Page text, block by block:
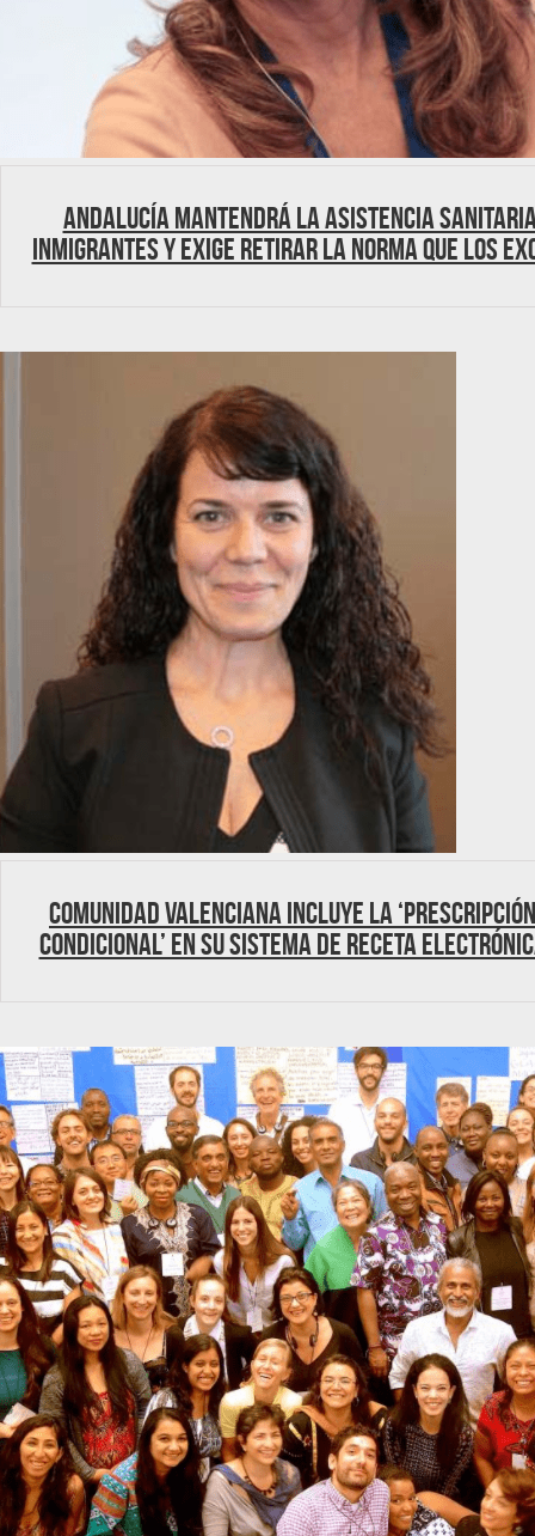
Andalucía mantendrá la asistencia
inmigrantes y exige retirar la norma que los
Comunidad Valenciana incluye la ‘prescripción
condicional’ en su sistema de receta